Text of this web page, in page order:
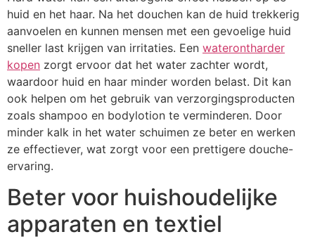
huid en het haar. Na het douchen kan de huid trekkerig
aanvoelen en kunnen mensen met een gevoelige huid
sneller last krijgen van irritaties. Een waterontharder
kopen zorgt ervoor dat het water zachter wordt,
waardoor huid en haar minder worden belast. Dit kan
ook helpen om het gebruik van verzorgingsproducten
zoals shampoo en bodylotion te verminderen. Door
minder kalk in het water schuimen ze beter en werken
ze effectiever, wat zorgt voor een prettigere douche-
ervaring.
Beter voor huishoudelijke
apparaten en textiel